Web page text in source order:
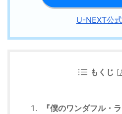
U-NEXT公
もくじ [
『僕のワンダフル・